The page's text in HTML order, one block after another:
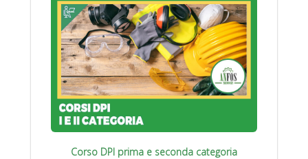
Corso DPI prima e seconda categoria